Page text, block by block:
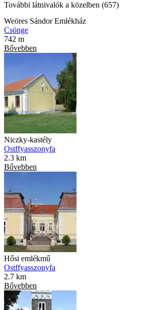
További látnivalók a közelben (657)
Weöres Sándor Emlékház
Csönge
742 m
Bővebben
Niczky-kastély
Ostffyasszonyfa
2.3 km
Bővebben
Hősi emlékmű
Ostffyasszonyfa
2.7 km
Bővebben